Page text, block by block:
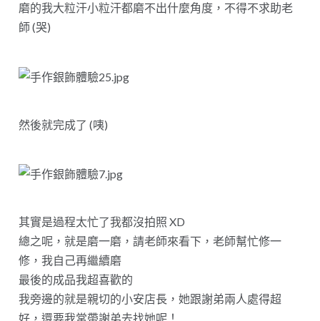
磨的我大粒汗小粒汗都磨不出什麼角度，不得不求助老
師 (哭)
然後就完成了 (咦)
其實是過程太忙了我都沒拍照 XD
總之呢，就是磨一磨，請老師來看下，老師幫忙修一
修，我自己再繼續磨
最後的成品我超喜歡的
我旁邊的就是親切的小安店長，她跟謝弟兩人處得超
好，還要我常帶謝弟去找她呢！